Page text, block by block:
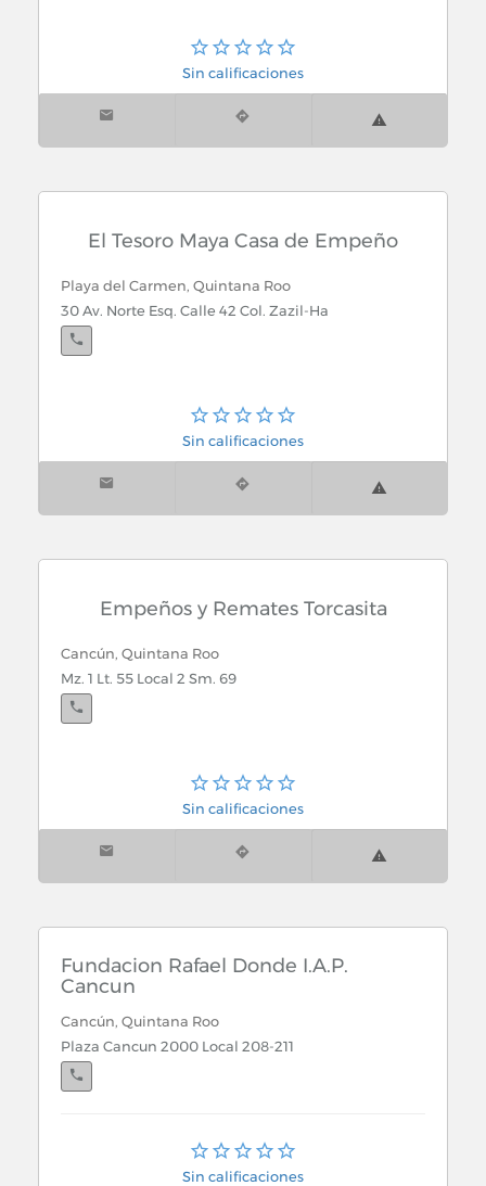
Sin calificaciones
El Tesoro Maya Casa de Empeño
Playa del Carmen, Quintana Roo
30 Av. Norte Esq. Calle 42 Col. Zazil-Ha
Sin calificaciones
Empeños y Remates Torcasita
Cancún, Quintana Roo
Mz. 1 Lt. 55 Local 2 Sm. 69
Sin calificaciones
Fundacion Rafael Donde I.A.P.
Cancun
Cancún, Quintana Roo
Plaza Cancun 2000 Local 208-211
Cancún, Quintana Roo
Av. Coba 9-A S.M. 22 Mza. 8
Sin calificaciones